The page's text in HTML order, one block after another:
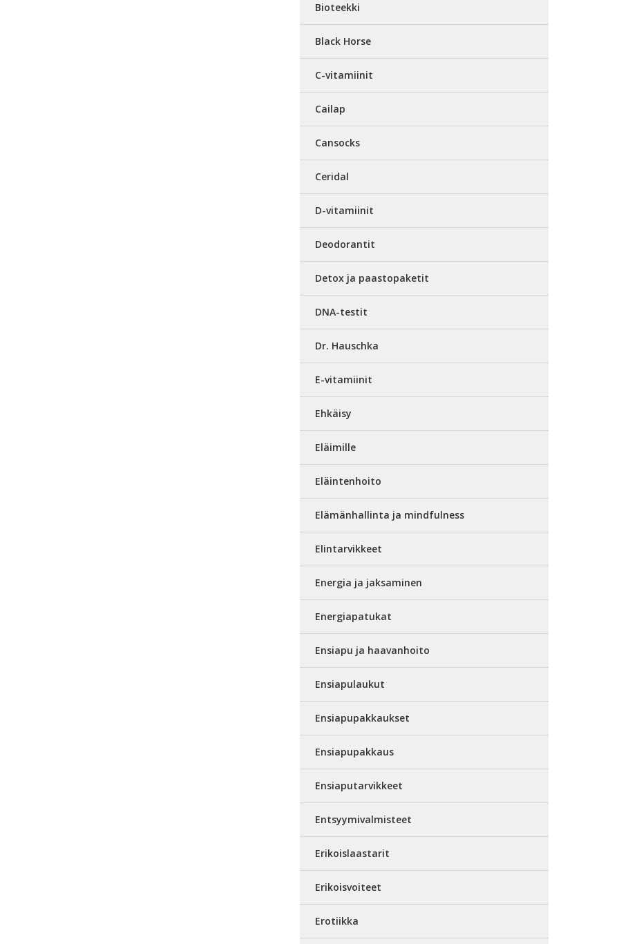
Bioteekki
Black Horse
C-vitamiinit
Cailap
Cansocks
Ceridal
D-vitamiinit
Deodorantit
Detox ja paastopaketit
DNA-testit
Dr. Hauschka
E-vitamiinit
Ehkäisy
Eläimille
Eläintenhoito
Elämänhallinta ja mindfulness
Elintarvikkeet
Energia ja jaksaminen
Energiapatukat
Ensiapu ja haavanhoito
Ensiapulaukut
Ensiapupakkaukset
Ensiapupakkaus
Ensiaputarvikkeet
Entsyymivalmisteet
Erikoislaastarit
Erikoisvoiteet
Erotiikka